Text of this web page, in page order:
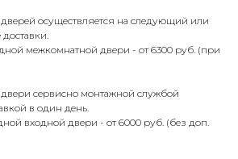
осуществляется на следующий или
межкомнатной двери - от 6300 руб. (при
двери сервисно монтажной службой
в один день.
входной двери - от 6000 руб. (без доп.